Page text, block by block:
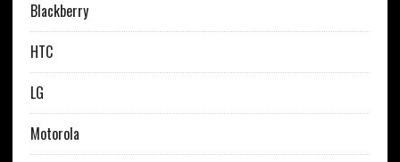
Blackberry
HTC
LG
Motorola